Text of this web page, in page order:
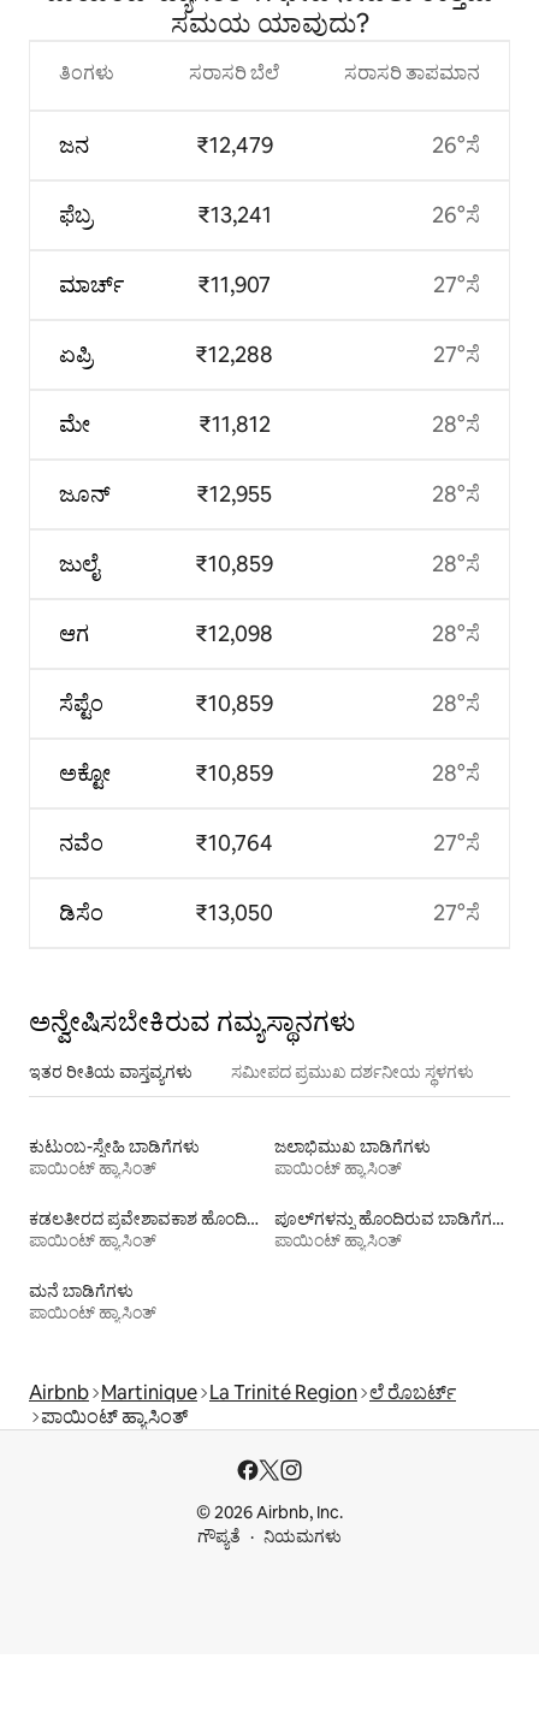
ಸಮಯ ಯಾವುದು?
ತಿಂಗಳು
ಜನ
ಫೆಬ್ರ
ಮಾರ್ಚ್
ಏಪ್ರಿ
ಮೇ
ಜೂನ್
ಜುಲೈ
ಆಗ
ಸೆಪ್ಟೆಂ
ಅಕ್ಟೋ
ನವೆಂ
ಡಿಸೆಂ
ಸರಾಸರಿ ಬೆಲೆ
₹12,479
₹13,241
₹11,907
₹12,288
₹11,812
₹12,955
₹10,859
₹12,098
₹10,859
₹10,859
₹10,764
₹13,050
ಸರಾಸರಿ ತಾಪಮಾನ
26°ಸೆ
26°ಸೆ
27°ಸೆ
27°ಸೆ
28°ಸೆ
28°ಸೆ
28°ಸೆ
28°ಸೆ
28°ಸೆ
28°ಸೆ
27°ಸೆ
27°ಸೆ
ಅನ್ವೇಷಿಸಬೇಕಿರುವ ಗಮ್ಯಸ್ಥಾನಗಳು
ಇತರ ರೀತಿಯ ವಾಸ್ತವ್ಯಗಳು ಸಮೀಪದ ಪ್ರಮುಖ ದರ್ಶನೀಯ ಸ್ಥಳಗಳು
ಕುಟುಂಬ-ಸ್ನೇಹಿ ಬಾಡಿಗೆಗಳು
ಪಾಯಿಂಟ್ ಹ್ಯಾಸಿಂತ್
ಜಲಾಭಿಮುಖ ಬಾಡಿಗೆಗಳು
ಪಾಯಿಂಟ್ ಹ್ಯಾಸಿಂತ್
ಕಡಲತೀರದ ಪ್ರವೇಶಾವಕಾಶ ಹೊಂದಿರುವ ವಸತಿ ಬಾಡಿಗೆಗಳು
ಪಾಯಿಂಟ್ ಹ್ಯಾಸಿಂತ್
ಪೂಲ್‍ಗಳನ್ನು ಹೊಂದಿರುವ ಬಾಡಿಗೆಗಳು
ಪಾಯಿಂಟ್ ಹ್ಯಾಸಿಂತ್
ಮನೆ ಬಾಡಿಗೆಗಳು
ಪಾಯಿಂಟ್ ಹ್ಯಾಸಿಂತ್
Airbnb Martinique La Trinité Region ಲೆ ರೊಬರ್ಟ್
ಪಾಯಿಂಟ್ ಹ್ಯಾಸಿಂತ್
© 2026 Airbnb, Inc.
ಗೌಪ್ಯತೆ
ನಿಯಮಗಳು